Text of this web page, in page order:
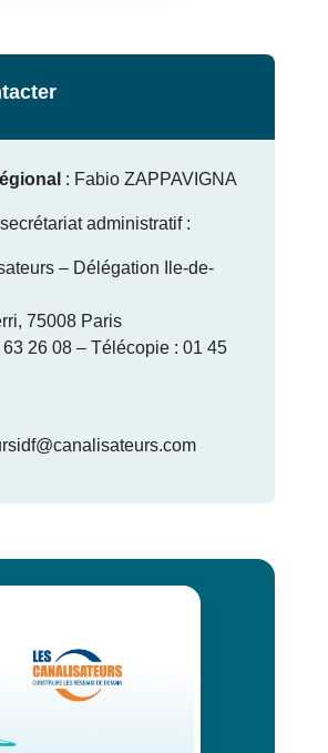
: Fabio ZAPPAVIGNA
administratif :
– Délégation Ile-de-
75008 Paris
26 08 – Télécopie : 01 45